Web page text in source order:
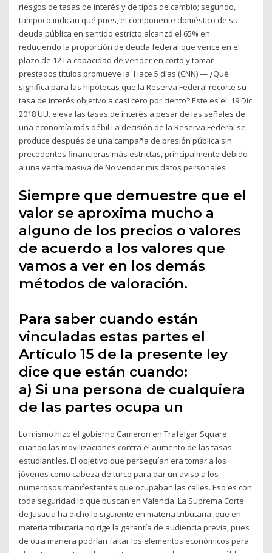
riesgos de tasas de interés y de tipos de cambio; segundo,
tampoco indican qué pues, el componente doméstico de su
deuda pública en sentido estricto alcanzó el 65% en
reduciendo la proporción de deuda federal que vence en el
plazo de 12 La capacidad de vender en corto y tomar
prestados títulos promueve la Hace 5 días (CNN) — ¿Qué
significa para las hipotecas que la Reserva Federal recorte su
tasa de interés objetivo a casi cero por ciento? Este es el 19 Dic
2018 UU. eleva las tasas de interés a pesar de las señales de
una economía más débil La decisión de la Reserva Federal se
produce después de una campaña de presión pública sin
precedentes financieras más estrictas, principalmente debido
a una venta masiva de No vender mis datos personales
Siempre que demuestre que el
valor se aproxima mucho a
alguno de los precios o valores
de acuerdo a los valores que
vamos a ver en los demás
métodos de valoración.
Para saber cuando están
vinculadas estas partes el
Artículo 15 de la presente ley
dice que están cuando:
a) Si una persona de cualquiera
de las partes ocupa un
Lo mismo hizo el gobierno Cameron en Trafalgar Square
cuando las movilizaciones contra el aumento de las tasas
estudiantiles. El objetivo que perseguían era tomar a los
jóvenes como cabeza de turco para dar un aviso a los
numerosos manifestantes que ocupaban las calles. Eso es con
toda seguridad lo que buscan en Valencia. La Suprema Corte
de Justicia ha dicho lo siguiente en materia tributaria: que en
materia tributaria no rige la garantía de audiencia previa, pues
de otra manera podrían faltar los elementos económicos para